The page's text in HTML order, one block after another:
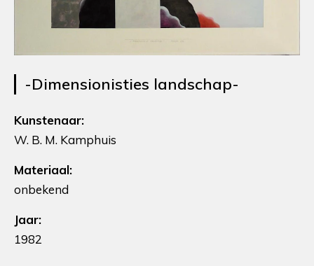
-Dimensionisties landschap-
Kunstenaar:
W. B. M. Kamphuis
Materiaal:
onbekend
Jaar:
1982